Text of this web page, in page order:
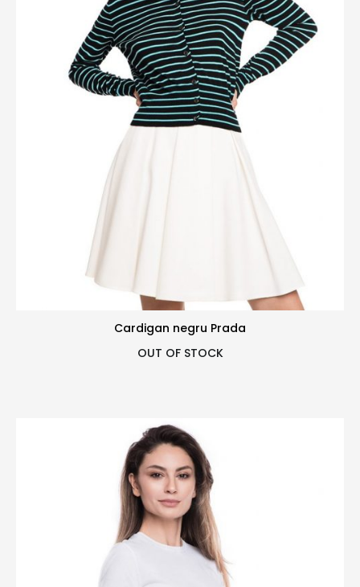
Cardigan negru Prada
OUT OF STOCK